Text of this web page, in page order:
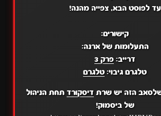
עד לפוסט הבא, צפייה מהנה!
קישורים:
התעלומות של ארנה:
דרייב: פרק 3
טלגרם גיבוי:טלגרם
הזה יש שרת דיסקורד תחת הניהול
של ביסמוק!